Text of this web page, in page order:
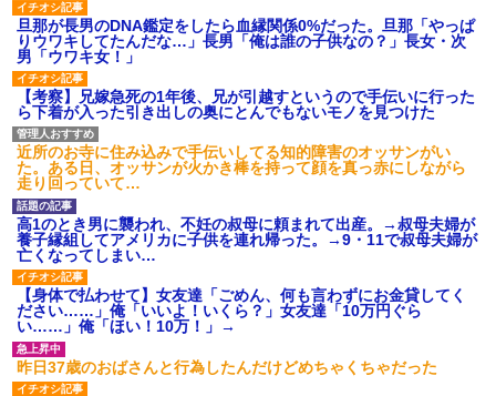
旦那が長男のDNA鑑定をしたら血縁関係0%だった。旦那「やっぱ
りウワキしてたんだな…」長男「俺は誰の子供なの？」長女・次
男「ウワキ女！」
【考察】兄嫁急死の1年後、兄が引越すというので手伝いに行った
ら下着が入った引き出しの奥にとんでもないモノを見つけた
近所のお寺に住み込みで手伝いしてる知的障害のオッサンがい
た。ある日、オッサンが火かき棒を持って顔を真っ赤にしながら
走り回っていて…
高1のとき男に襲われ、不妊の叔母に頼まれて出産。→叔母夫婦が
養子縁組してアメリカに子供を連れ帰った。→9・11で叔母夫婦が
亡くなってしまい…
【身体で払わせて】女友達「ごめん、何も言わずにお金貸してく
ださい……」俺「いいよ！いくら？」女友達「10万円ぐら
い……」俺「ほい！10万！」→
昨日37歳のおばさんと行為したんだけどめちゃくちゃだった